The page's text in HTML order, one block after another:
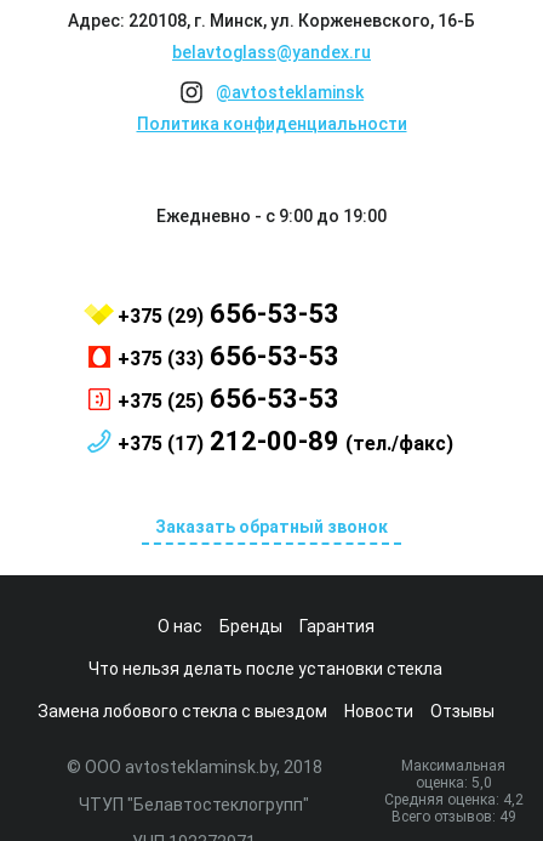
Адрес: 220108, г. Минск, ул. Корженевского, 16-Б
belavtoglass@yandex.ru
@avtosteklaminsk
Политика конфиденциальности
Ежедневно - с 9:00 до 19:00
+375 (29) 656-53-53
+375 (33) 656-53-53
+375 (25) 656-53-53
+375 (17) 212-00-89 (тел./факс)
Заказать обратный звонок
О нас Бренды Гарантия
Что нельзя делать после установки стекла
Замена лобового стекла с выездом Новости Отзывы
© ООО avtosteklaminsk.by, 2018
ЧТУП "Белавтостеклогрупп"
Максимальная
оценка: 5,0
Средняя оценка: 4,2
Всего отзывов: 49